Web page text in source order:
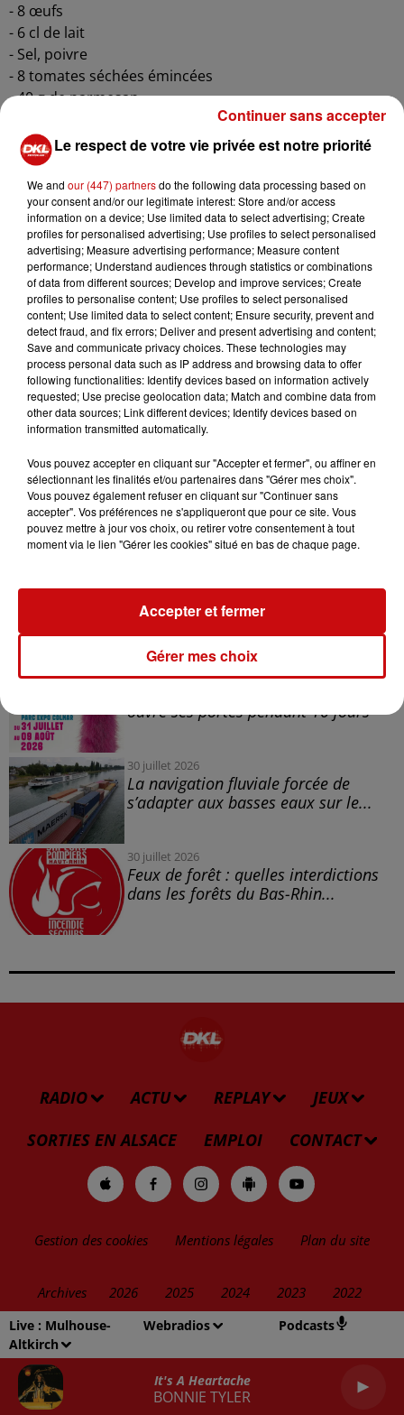
Live : Mulhouse-
Altkirch
Webradios Podcasts
It's A Heartache
BONNIE TYLER
- 8 œufs
- 6 cl de lait
- Sel, poivre
- 8 tomates séchées émincées
- 40 g de parmesan
- 100 g de chorizo coupé en dès
- 2 c.à s. de basilic
- 375 g de pommes de terre rissolées en cubes (en
option si vous voulez un plat plus léger)
- 2 échalotes hachées
- 10 g de beurre
Préparation:
Préchauffer le four à 180 °C.
Dans un saladier, fouetter les œufs avec le lait et
assaisonner. Incorporer les tomates séchées, le
parmesan, le basilic ciselé, le chorizo, les pommes de
terre et les échalotes.
Beurrer un moule rond de diamètre 20 cm et y verser
la préparation aux œufs. Placer la frittata au four et faire
cuire de15 à 20 minutesou jusqu'à ce que les œufs
soient fermes. Régalez-vous avec cette recette
gourmande.
LES AUTRES ACTUALITÉS
Mulhouse : un homme condamné à
trois mois de prison avec sursis...
31 juillet 2026
ouvre ses portes pendant 10 jours
30 juillet 2026
La navigation fluviale forcée de
s’adapter aux basses eaux sur le...
30 juillet 2026
Feux de forêt : quelles interdictions
dans les forêts du Bas-Rhin...
RADIO ACTU REPLAY
JEUX
SORTIES EN ALSACE
EMPLOI CONTACT
Gestion des cookies Mentions légales Plan du site
Archives 2026 2025 2024 2023 2022
Le respect de votre vie privée est notre priorité
We and our (447) partnersdo the following data processing based on
your consent and/or our legitimate interest: Store and/or access
information on a device; Use limited data to select advertising; Create
profiles for personalised advertising; Use profiles to select personalised
advertising; Measure advertising performance; Measure content
performance; Understand audiences through statistics or combinations
of data from different sources; Develop and improve services; Create
profiles to personalise content; Use profiles to select personalised
content; Use limited data to select content; Ensure security, prevent and
detect fraud, and fix errors; Deliver and present advertising and content;
Save and communicate privacy choices. These technologies may
process personal data such as IP address and browsing data to offer
following functionalities: Identify devices based on information actively
requested; Use precise geolocation data; Match and combine data from
other data sources; Link different devices; Identify devices based on
information transmitted automatically.
Vous pouvez accepter en cliquant sur "Accepter et fermer", ou affiner en
sélectionnant les finalités et/ou partenaires dans "Gérer mes choix".
Vous pouvez également refuser en cliquant sur "Continuer sans
accepter". Vos préférences ne s'appliqueront que pour ce site. Vous
pouvez mettre à jour vos choix, ou retirer votre consentement à tout
moment via le lien "Gérer les cookies" situé en bas de chaque page.
Gérer mes choix
Accepter et fermer
Continuer sans accepter